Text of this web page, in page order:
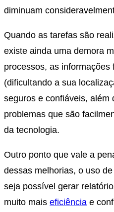
diminuam
Quando as tarefas são
existe ainda uma demora
processos, as
(dificultando a sua
seguros e confiáveis, além
problemas que são
da tecnologia.
Outro ponto que vale a
dessas melhorias, o uso
seja possível gerar
muito mais eficiência e